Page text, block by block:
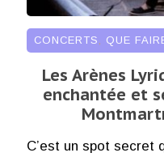
CONCERTS QUE
Les Arènes
enchantée et
C’est un spot secret